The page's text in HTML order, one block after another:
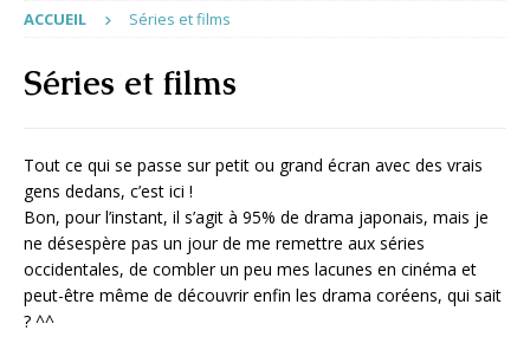
ACCUEIL Séries et films
Séries et films
Tout ce qui se passe sur petit ou grand écran avec des vrais
gens dedans, c’est ici !
Bon, pour l’instant, il s’agit à 95% de drama japonais, mais je
ne désespère pas un jour de me remettre aux séries
occidentales, de combler un peu mes lacunes en cinéma et
peut-être même de découvrir enfin les drama coréens, qui sait
? ^^